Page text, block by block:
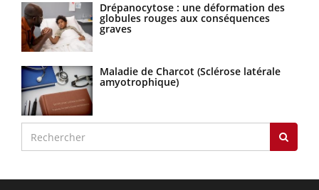
Drépanocytose : une déformation des
globules rouges aux conséquences
graves
Maladie de Charcot (Sclérose latérale
amyotrophique)